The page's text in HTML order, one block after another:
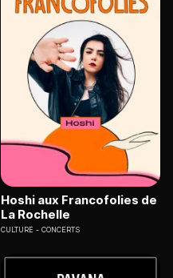
Hoshi aux Francofolies de
La Rochelle
CULTURE CONCERTS